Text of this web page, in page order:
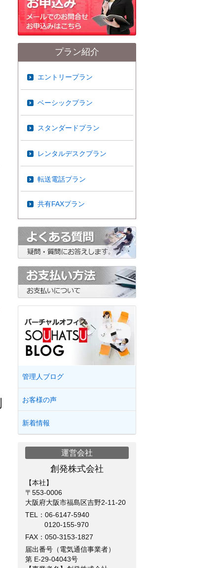
プラン紹介
エントリープラン
ベーシックプラン
スタンダードプラン
レンタルデスクプラン
転送電話プラン
共有FAXプラン
管理人ブログ
お客様の声
新着情報
運営会社
創発株式会社
【本社】
〒553-0006
大阪府大阪市福島区吉野2-11-20
TEL： 06-6147-5940
0120-155-970
FAX：050-3153-1827
届出番号（電気通信事業者）
第 E-29-04043号